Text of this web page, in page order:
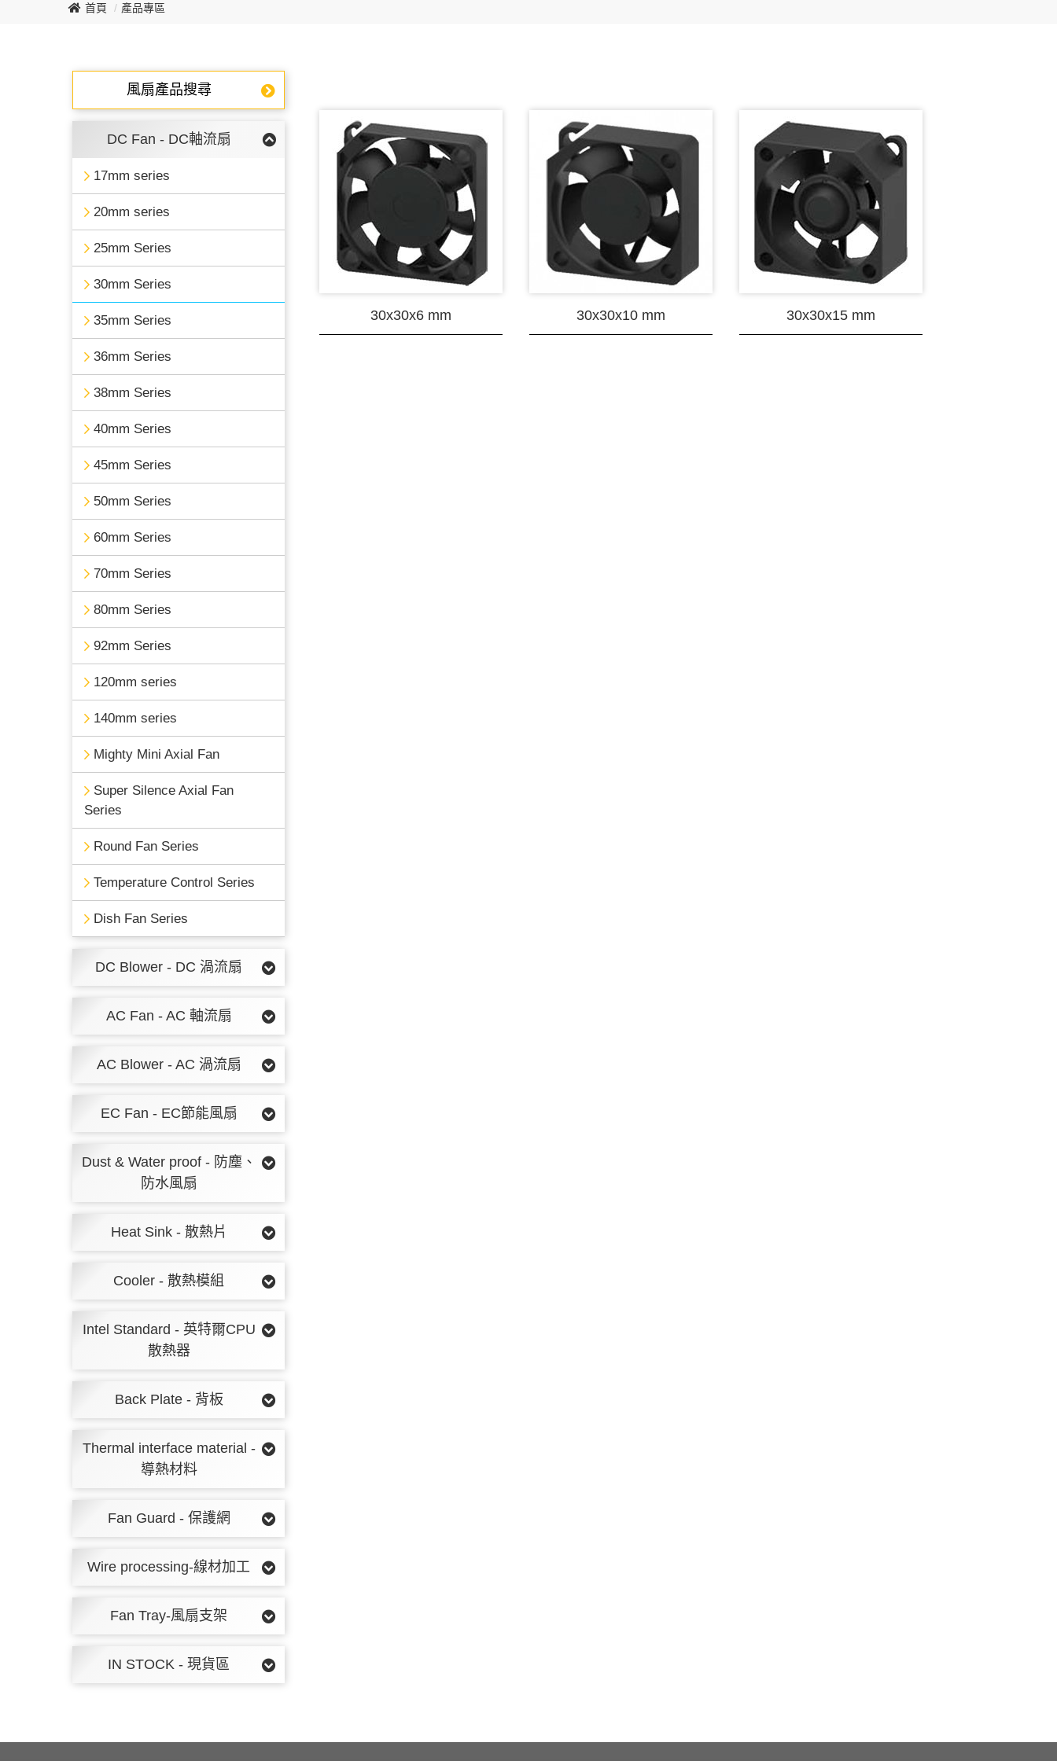
首頁 產品專區
風扇產品搜尋
DC Fan - DC軸流扇
17mm series
20mm series
25mm Series
30mm Series
35mm Series
36mm Series
38mm Series
40mm Series
45mm Series
50mm Series
60mm Series
70mm Series
80mm Series
92mm Series
120mm series
140mm series
Mighty Mini Axial Fan
Super Silence Axial Fan
Series
Round Fan Series
Temperature Control Series
Dish Fan Series
DC Blower - DC 渦流扇
AC Fan - AC 軸流扇
AC Blower - AC 渦流扇
EC Fan - EC節能風扇
Dust & Water proof - 防塵、
防水風扇
Heat Sink - 散熱片
Cooler - 散熱模組
Intel Standard - 英特爾CPU
散熱器
Back Plate - 背板
Thermal interface material -
導熱材料
Fan Guard - 保護網
Wire processing-線材加工
Fan Tray-風扇支架
IN STOCK - 現貨區
30x30x6 mm 30x30x10 mm 30x30x15 mm